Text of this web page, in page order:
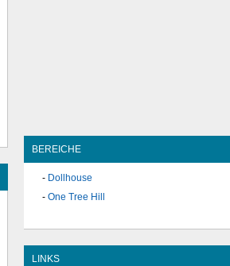
BEREICHE
Dollhouse
One Tree Hill
LINKS